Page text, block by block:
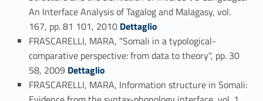
An Interface Analysis of Tagalog and Malagasy, vol.
167, pp. 81 101, 2010 Link identifier #identifier_person_72396-58
Dettaglio
FRASCARELLI, MARA, "Somali in a typological-
comparative perspective: from data to theory", pp. 30
58, 2009 Link identifier #identifier_person_55755-59
Dettaglio
FRASCARELLI, MARA, Information structure in Somali: